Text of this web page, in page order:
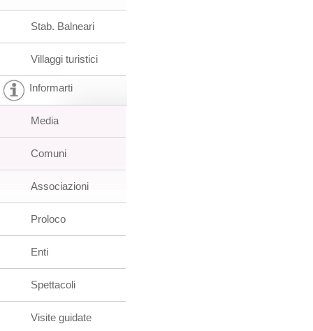
Stab. Balneari
Villaggi turistici
Informarti
Media
Comuni
Associazioni
Proloco
Enti
Spettacoli
Visite guidate